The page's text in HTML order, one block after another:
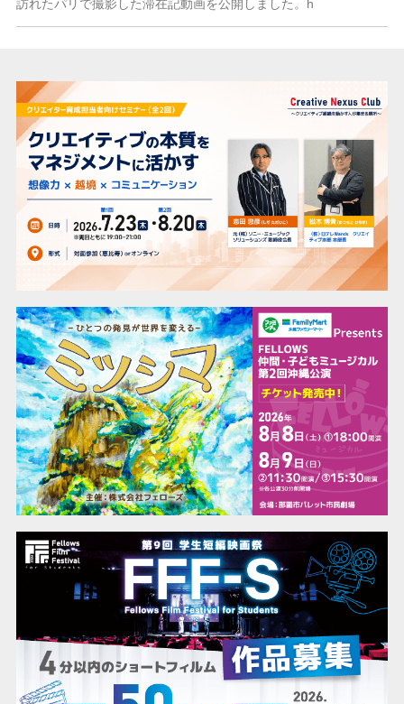
訪れたパリで撮影した滞在記動画を公開しました。h